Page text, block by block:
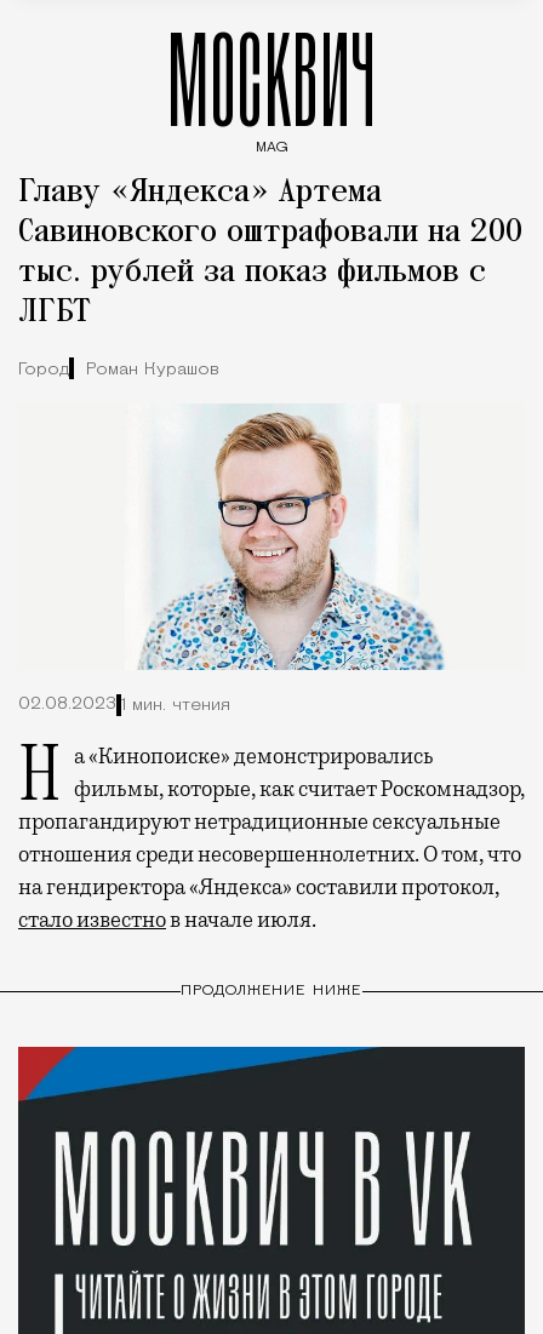
МОСКВИЧ
MAG
Главу «Яндекса» Артема
Савиновского оштрафовали на 200
тыс. рублей за показ фильмов с
ЛГБТ
Город Роман Курашов
02.08.2023 1 мин. чтения
На «Кинопоиске» демонстрировались фильмы, которые, как считает Роскомнадзор,
пропагандируют нетрадиционные сексуальные
отношения среди несовершеннолетних. О том, что
на гендиректора «Яндекса» составили протокол,
стало известнов начале июля.
ПРОДОЛЖЕНИЕ НИЖЕ